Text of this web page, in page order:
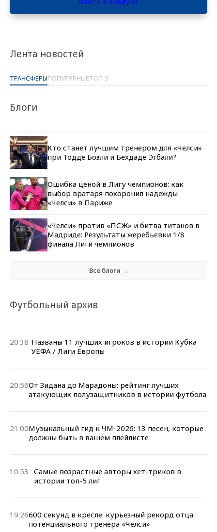
Лента новостей
ТРАНСФЕРЫПОПУЛЯРНЫЕТОП-5
Блоги
Кто станет лучшим тренером для «Челси»
при Тодде Боэли и Бехдаде Эгбали?
Ошибка ценой в Лигу чемпионов: как
выбор вратаря похоронил надежды
«Челси» в Париже
«Челси» против «ПСЖ» и битва титанов в
Мадриде: Результаты жеребьевки 1/8
финала Лиги чемпионов
Все блоги →
Футбольный архив
20:38 Названы 11 лучших игроков в истории Кубка
УЕФА / Лиги Европы
20:56От Зидана до Марадоны: рейтинг лучших
атакующих полузащитников в истории футбола
21:00Музыкальный гид к ЧМ-2026: 13 песен, которые
должны быть в вашем плейлисте
10:53
Самые возрастные авторы хет-триков в
истории топ-5 лиг
19:26600 секунд в кресле: курьезный рекорд отца
потенциального тренера «Челси»